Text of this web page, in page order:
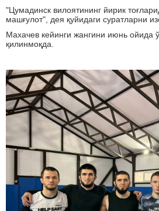
"Цумадинск вилоятининг йирик
машғулот", дея қуйидаги суратларни
Махачев кейинги жангини июнь ойида
қилинмоқда.